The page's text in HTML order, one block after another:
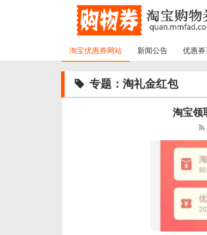
淘宝优惠券网站 新闻公告 优惠
专题：淘礼金红包
淘宝领